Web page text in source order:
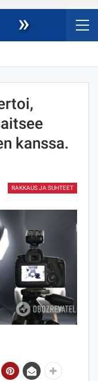
»
kanssa.
RAKKAUS JA SUHTEET